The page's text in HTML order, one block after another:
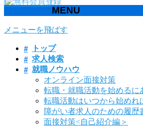
MENU
メニューを飛ばす
トップ
求人検索
就職ノウハウ
オンライン面接対策
転職・就職活動を始めるに
転職活動はいつから始めれ
障がい者求人のための履歴
面接対策<自己紹介編＞